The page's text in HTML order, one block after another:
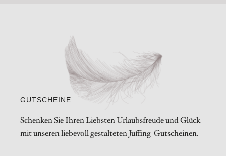
GUTSCHEINE
Schenken Sie Ihren Liebsten Urlaubsfreude und Glück
mit unseren liebevoll gestalteten Juffing-Gutscheinen.